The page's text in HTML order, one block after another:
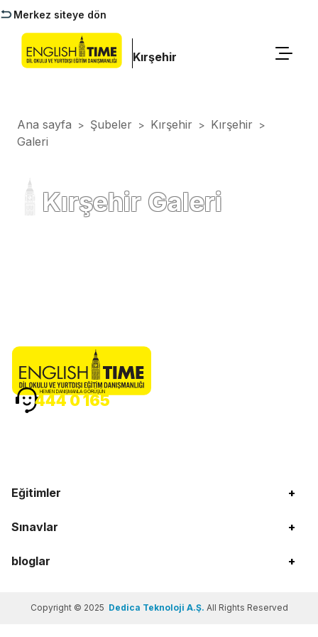
Merkez siteye dön
Kırşehir
Ana sayfa > Şubeler > Kırşehir > Kırşehir >
Galeri
Kırşehir Galeri
Eğitimler +
Sınavlar +
bloglar +
HEMEN DANIŞMANLA GÖRÜŞÜN
444 0 165
Copyright © 2025 Dedica Teknoloji A.Ş. All Rights Reserved